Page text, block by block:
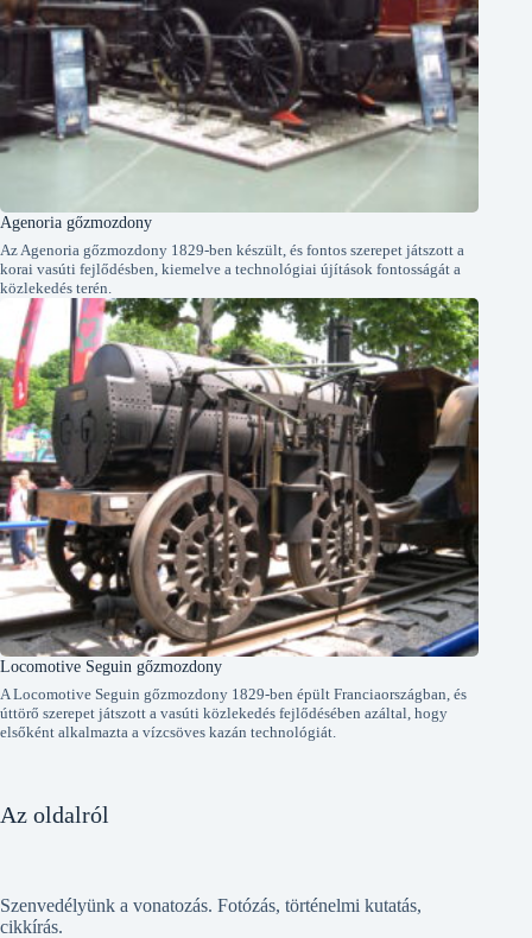
Agenoria gőzmozdony
Az Agenoria gőzmozdony 1829-ben készült, és fontos szerepet játszott a
korai vasúti fejlődésben, kiemelve a technológiai újítások fontosságát a
közlekedés terén.
Locomotive Seguin gőzmozdony
A Locomotive Seguin gőzmozdony 1829-ben épült Franciaországban, és
úttörő szerepet játszott a vasúti közlekedés fejlődésében azáltal, hogy
elsőként alkalmazta a vízcsöves kazán technológiát.
Az oldalról
Szenvedélyünk a vonatozás. Fotózás, történelmi kutatás,
cikkírás.